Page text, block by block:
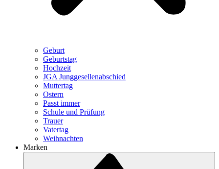
Geburt
Geburtstag
Hochzeit
JGA Junggesellenabschied
Muttertag
Ostern
Passt immer
Schule und Prüfung
Trauer
Vatertag
Weihnachten
Marken